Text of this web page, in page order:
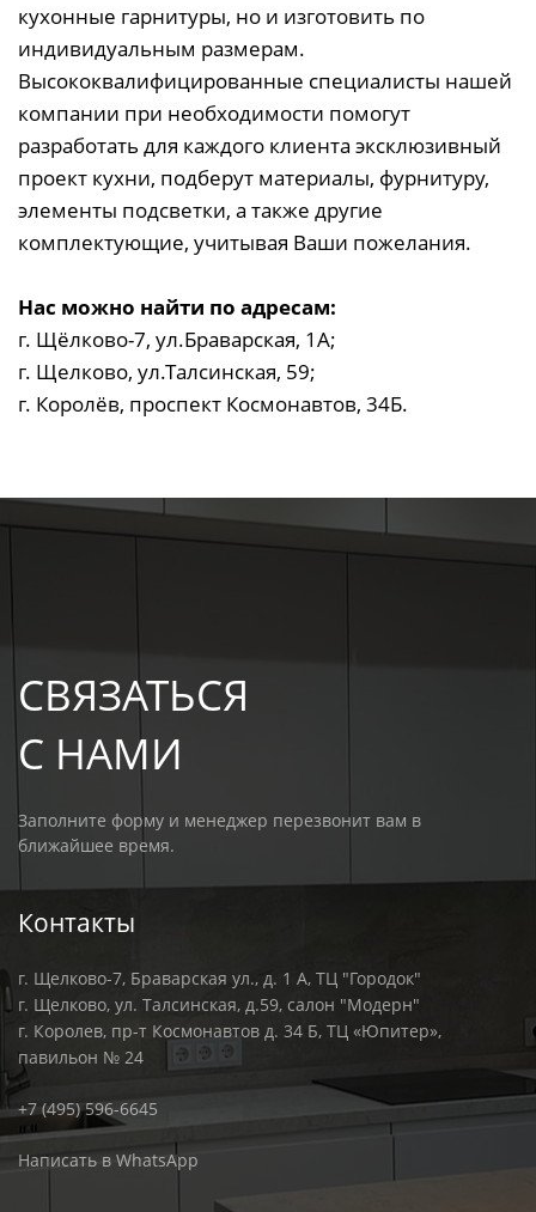
кухонные гарнитуры, но и изготовить по
индивидуальным размерам.
Высококвалифицированные специалисты нашей
компании при необходимости помогут
разработать для каждого клиента эксклюзивный
проект кухни, подберут материалы, фурнитуру,
элементы подсветки, а также другие
комплектующие, учитывая Ваши пожелания.
Нас можно найти по адресам:
г. Щёлково-7, ул.Браварская, 1А;
г. Щелково, ул.Талсинская, 59;
г. Королёв, проспект Космонавтов, 34Б.
СВЯЗАТЬСЯ
С НАМИ
Заполните форму и менеджер перезвонит вам в
ближайшее время.
Контакты
г. Щелково-7, Браварская ул., д. 1 А, ТЦ "Городок"
г. Щелково, ул. Талсинская, д.59, салон "Модерн"
г. Королев, пр-т Космонавтов д. 34 Б, ТЦ «Юпитер»,
павильон № 24
+7 (495) 596-6645
Написать в WhatsApp